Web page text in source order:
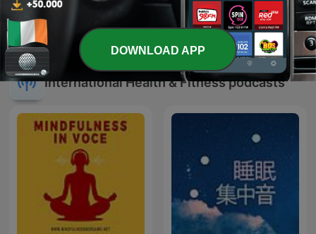
Reiki Music Podcast
On Purpose with Jay
Shetty
International Health & Fitness podcasts
DOWNLOAD APP